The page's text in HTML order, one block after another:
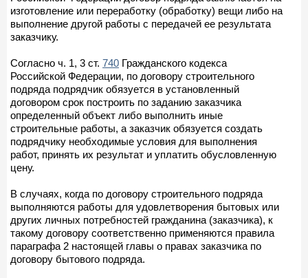
изготовление или переработку (обработку) вещи либо на
выполнение другой работы с передачей ее результата
заказчику.
Согласно ч. 1, 3 ст. 740 Гражданского кодекса
Российской Федерации, по договору строительного
подряда подрядчик обязуется в установленный
договором срок построить по заданию заказчика
определенный объект либо выполнить иные
строительные работы, а заказчик обязуется создать
подрядчику необходимые условия для выполнения
работ, принять их результат и уплатить обусловленную
цену.
В случаях, когда по договору строительного подряда
выполняются работы для удовлетворения бытовых или
других личных потребностей гражданина (заказчика), к
такому договору соответственно применяются правила
параграфа 2 настоящей главы о правах заказчика по
договору бытового подряда.